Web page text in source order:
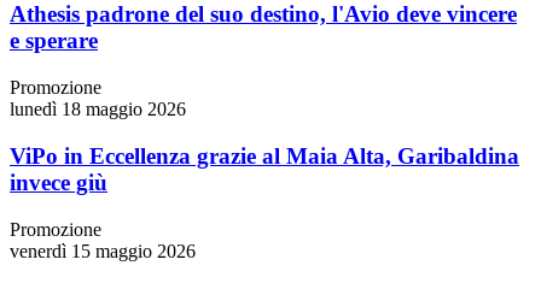
Athesis padrone del suo destino, l'Avio deve vincere
e sperare
Promozione
lunedì 18 maggio 2026
ViPo in Eccellenza grazie al Maia Alta, Garibaldina
invece giù
Promozione
venerdì 15 maggio 2026